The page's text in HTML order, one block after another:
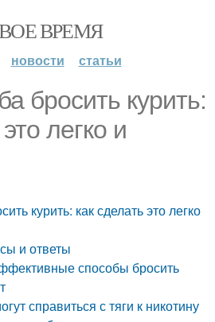
ВРЕМЯ
новости статьи
бросить курить:
легко и
курить: как сделать это легко
и ответы
способы бросить
справиться с тяги к никотину